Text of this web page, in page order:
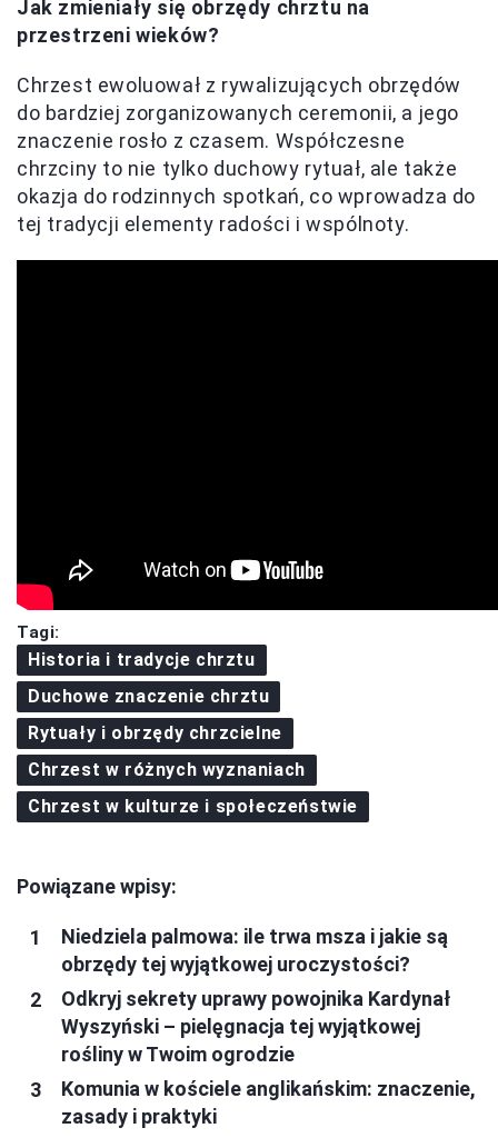
Jak zmieniały się obrzędy chrztu na
przestrzeni wieków?
Chrzest ewoluował z rywalizujących obrzędów
do bardziej zorganizowanych ceremonii, a jego
znaczenie rosło z czasem. Współczesne
chrzciny to nie tylko duchowy rytuał, ale także
okazja do rodzinnych spotkań, co wprowadza do
tej tradycji elementy radości i wspólnoty.
Tagi:
Historia i tradycje chrztu
Duchowe znaczenie chrztu
Rytuały i obrzędy chrzcielne
Chrzest w różnych wyznaniach
Chrzest w kulturze i społeczeństwie
Powiązane wpisy:
Niedziela palmowa: ile trwa msza i jakie są
obrzędy tej wyjątkowej uroczystości?
Odkryj sekrety uprawy powojnika Kardynał
Wyszyński – pielęgnacja tej wyjątkowej
rośliny w Twoim ogrodzie
Komunia w kościele anglikańskim: znaczenie,
zasady i praktyki